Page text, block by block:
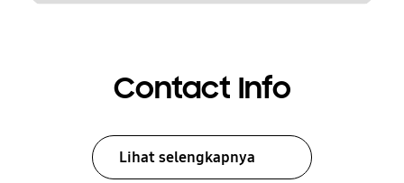
Contact Info
Lihat selengkapnya